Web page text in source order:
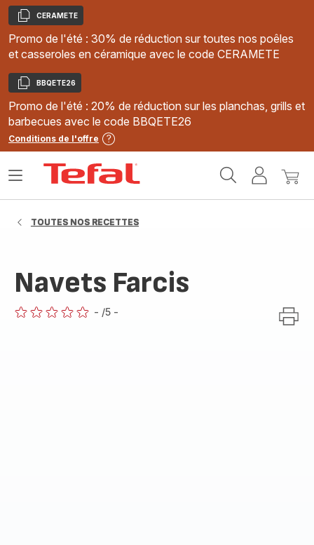
Copier
CERAMETE
Promo de l'été : 30% de réduction sur toutes nos poêles
et casseroles en céramique avec le code CERAMETE
Copier
BBQETE26
Promo de l'été : 20% de réduction sur les planchas, grills et
barbecues avec le code BBQETE26
Conditions de l'offre
MonMon
Ouvrir
TOUTES NOS RECETTES
Navets Farcis
- /5 -